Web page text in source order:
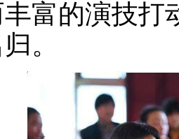
富的演技打
。